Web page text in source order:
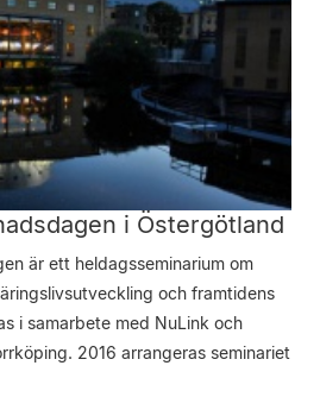
i Östergötland
är ett heldagsseminarium om
och framtidens
i samarbete med NuLink och
2016 arrangeras seminariet